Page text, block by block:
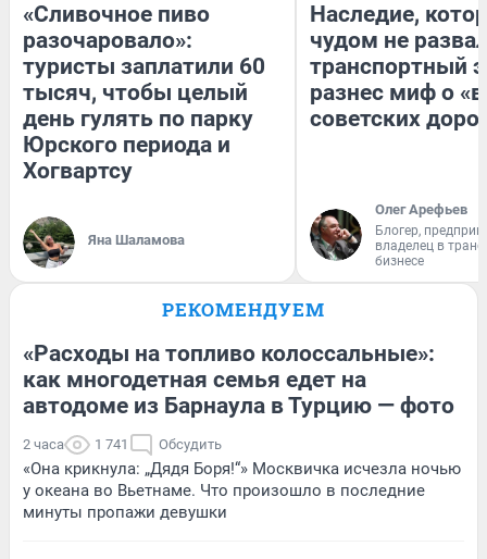
«Сливочное пиво
разочаровало»:
туристы заплатили 60
тысяч, чтобы целый
день гулять по парку
Юрского периода и
Хогвартсу
Яна Шаламова
Наследие,
чудом не
транспортный
разнес миф о
советских
Олег Арефьев
Блогер,
владелец в
бизнесе
РЕКОМЕНДУЕМ
«Расходы на топливо колоссальные»:
как многодетная семья едет на
автодоме из Барнаула в Турцию — фото
2 часа 1 741 Обсудить
«Она крикнула: „Дядя Боря!“» Москвичка исчезла ночью
у океана во Вьетнаме. Что произошло в последние
минуты пропажи девушки